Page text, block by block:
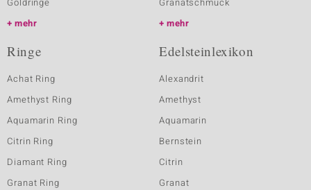
mehr
mehr
Ringe
Achat Ring
Amethyst Ring
Aquamarin Ring
Citrin Ring
Diamant Ring
Granat Ring
Edelsteinlexikon
Alexandrit
Amethyst
Aquamarin
Bernstein
Citrin
Granat